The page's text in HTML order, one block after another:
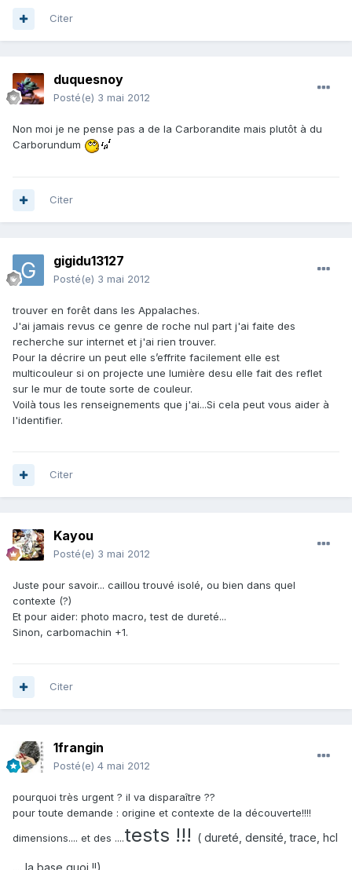
Citer
duquesnoy
Posté(e) 3 mai 2012
Non moi je ne pense pas a de la Carborandite mais plutôt à du
Carborundum
Citer
gigidu13127
Posté(e) 3 mai 2012
trouver en forêt dans les Appalaches.
J'ai jamais revus ce genre de roche nul part j'ai faite des
recherche sur internet et j'ai rien trouver.
Pour la décrire un peut elle s’effrite facilement elle est
multicouleur si on projecte une lumière desu elle fait des reflet
sur le mur de toute sorte de couleur.
Voilà tous les renseignements que j'ai...Si cela peut vous aider à
l'identifier.
Citer
Kayou
Posté(e) 3 mai 2012
Juste pour savoir... caillou trouvé isolé, ou bien dans quel
contexte (?)
Et pour aider: photo macro, test de dureté...
Sinon, carbomachin +1.
Citer
1frangin
Posté(e) 4 mai 2012
pourquoi très urgent ? il va disparaître ??
pour toute demande : origine et contexte de la découverte!!!!
dimensions.... et des ....tests !!! ( dureté, densité, trace, hcl